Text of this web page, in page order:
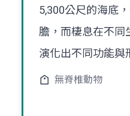
5,300公尺的海底
膽，而棲息在不同
演化出不同功能與
無脊椎動物